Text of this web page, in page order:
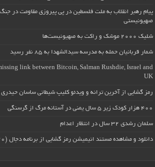
پیام رهبر انقلاب به ملت فلسطین در پی پیروزی مقاومت در
صهیونیستی
شلیک ۲۰۰۰ موشک و راکت به صهیونیست‌ها
شمار قربانیان حمله به مدرسه سیدالشهدا به ۸۵ نفر رسید
link between Bitcoin, Salman Rushdie, Israel and
UK
رمز گشایی از آخرین ترانه و ویدئو کلیپ شیطانی ساسان
۴۰۰ هزار کودک زیر ۵ سال یمنی در آستانه مرگ از گرسنگی
سلمان رشدی ۳۲ سال در انتظار اعدام
دانلود و مشاهده مستند انیمیشن رمز گشایی از برنامه دجال (۲۰۲۰) : I, Pet Goat 2.99